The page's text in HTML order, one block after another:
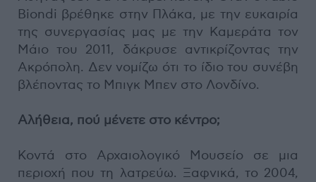
Biondi βρέθηκε στην Πλάκα, με την ευκαιρία
της συνεργασίας μας με την Καμεράτα τον
Μάιο του 2011, δάκρυσε αντικρίζοντας την
Ακρόπολη. Δεν νομίζω ότι το ίδιο του συνέβη
βλέποντας το Μπιγκ Μπεν στο Λονδίνο.
Αλήθεια, πού μένετε στο κέντρο;
Κοντά στο Αρχαιολογικό Μουσείο σε μια
περιοχή που τη λατρεύω. Ξαφνικά, το 2004,